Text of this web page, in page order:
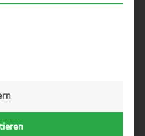
für die eine